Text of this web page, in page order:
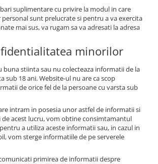
suplimentare cu privire la modul in care
personal sunt prelucrate si pentru a va exercita
mai sus, va rugam sa va adresati la adresa
minorilor
buna stiinta sau nu colecteaza informatii de la
sub 18 ani. Website-ul nu are ca scop
de orice fel de la persoane cu varsta sub
intram in posesia unor astfel de informatii si
acest lucru, vom obtine consimtamantul
a utiliza aceste informatii sau, in cazul in
vom sterge informatiile de pe serverele
primirea de informatii despre